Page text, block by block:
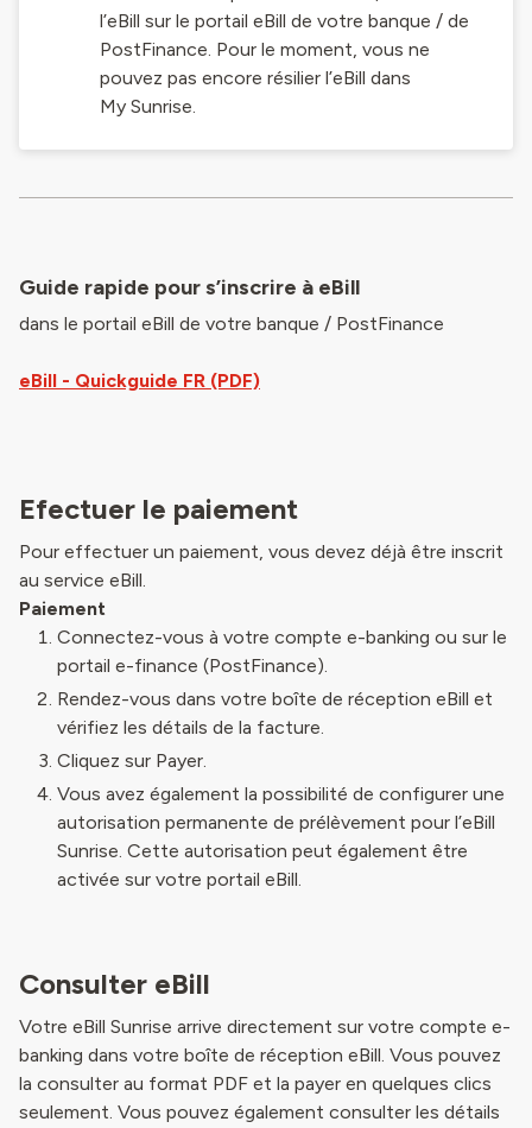
l’eBill sur le portail eBill de votre banque / de
PostFinance. Pour le moment, vous ne
pouvez pas encore résilier l’eBill dans
My Sunrise.
Guide rapide pour s’inscrire à eBill
dans le portail eBill de votre banque / PostFinance
eBill - Quickguide FR (PDF)
Efectuer le paiement
Pour effectuer un paiement, vous devez déjà être inscrit
au service eBill.
Paiement
Connectez-vous à votre compte e-banking ou sur le
portail e-finance (PostFinance).
Rendez-vous dans votre boîte de réception eBill et
vérifiez les détails de la facture.
Cliquez sur Payer.
Vous avez également la possibilité de configurer une
autorisation permanente de prélèvement pour l’eBill
Sunrise. Cette autorisation peut également être
activée sur votre portail eBill.
Consulter eBill
Votre eBill Sunrise arrive directement sur votre compte e-
banking dans votre boîte de réception eBill. Vous pouvez
la consulter au format PDF et la payer en quelques clics
seulement. Vous pouvez également consulter les détails